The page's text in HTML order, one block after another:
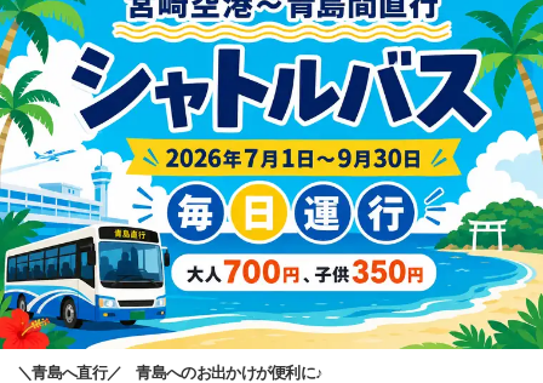
＼青島へ直行／ 青島へのお出かけが便利に♪